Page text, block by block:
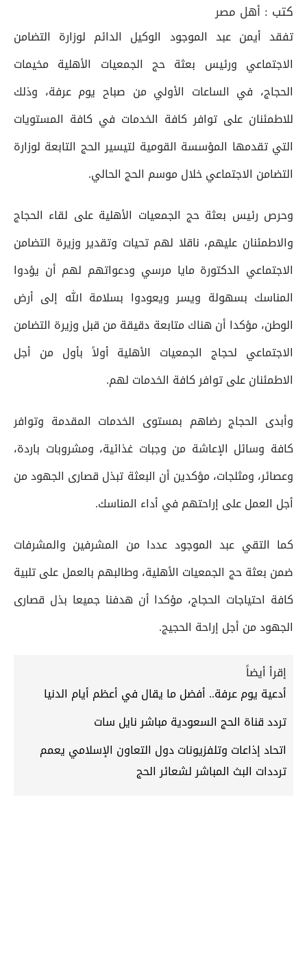
كتب : أهل مصر
تفقد أيمن عبد الموجود الوكيل الدائم لوزارة التضامن
الاجتماعي ورئيس بعثة حج الجمعيات الأهلية مخيمات
الحجاج، في الساعات الأولي من صباح يوم عرفة، وذلك
للاطمئنان على توافر كافة الخدمات في كافة المستويات
التي تقدمها المؤسسة القومية لتيسير الحج التابعة لوزارة
التضامن الاجتماعي خلال موسم الحج الحالي.
وحرص رئيس بعثة حج الجمعيات الأهلية على لقاء الحجاج
والاطمئنان عليهم، ناقلا لهم تحيات وتقدير وزيرة التضامن
الاجتماعي الدكتورة مايا مرسي ودعواتهم لهم أن يؤدوا
المناسك بسهولة ويسر ويعودوا بسلامة الله إلى أرض
الوطن، مؤكدا أن هناك متابعة دقيقة من قبل وزيرة التضامن
الاجتماعي لحجاج الجمعيات الأهلية أولاً بأول من أجل
الاطمئنان على توافر كافة الخدمات لهم.
وأبدى الحجاج رضاهم بمستوى الخدمات المقدمة وتوافر
كافة وسائل الإعاشة من وجبات غذائية، ومشروبات باردة،
وعصائر، ومثلجات، مؤكدين أن البعثة تبذل قصارى الجهود من
أجل العمل على إراحتهم في أداء المناسك.
كما التقي عبد الموجود عددا من المشرفين والمشرفات
ضمن بعثة حج الجمعيات الأهلية، وطالبهم بالعمل على تلبية
كافة احتياجات الحجاج، مؤكدا أن هدفنا جميعا بذل قصارى
الجهود من أجل إراحة الحجيج.
إقرأ أيضاً
أدعية يوم عرفة.. أفضل ما يقال في أعظم أيام الدنيا
تردد قناة الحج السعودية مباشر نايل سات
اتحاد إذاعات وتلفزيونات دول التعاون الإسلامي يعمم
ترددات البث المباشر لشعائر الحج